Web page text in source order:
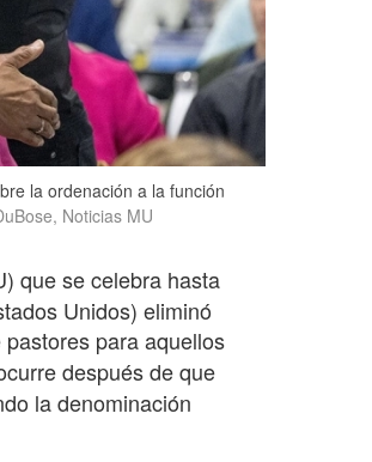
la ordenación a la función
Noticias MU
que se celebra hasta
Unidos) eliminó
para aquellos
después de que
la denominación